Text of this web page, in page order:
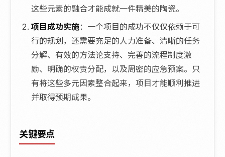
这些元素的融合才能成就一件精美的陶瓷。
项目成功实施：一个项目的成功不仅仅依赖于可
行的规划，还需要充足的人力准备、清晰的任务
分解、有效的方法论支持、完善的流程制度激
励、明确的权责分配，以及周密的应急预案。只
有将这些多元因素整合起来，项目才能顺利推进
并取得预期成果。
关键要点